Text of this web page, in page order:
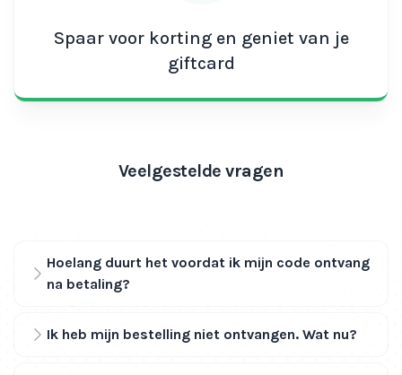
Spaar voor korting en geniet van je
giftcard
Veelgestelde vragen
Hoelang duurt het voordat ik mijn code ontvang
na betaling?
Ik heb mijn bestelling niet ontvangen. Wat nu?